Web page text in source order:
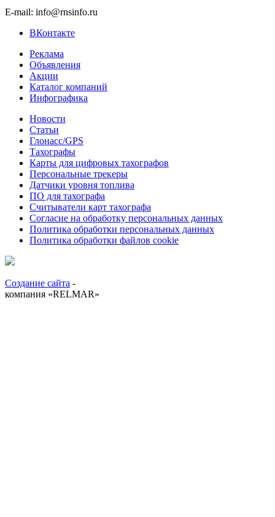
E-mail: info@rnsinfo.ru
ВКонтакте
Реклама
Объявления
Акции
Каталог компаний
Инфографика
Новости
Статьи
Глонасс/GPS
Тахографы
Карты для цифровых тахографов
Персональные трекеры
Датчики уровня топлива
ПО для тахографа
Считыватели карт тахографа
Согласие на обработку персональных данных
Политика обработки персональных данных
Политика обработки файлов cookie
Создание сайта -
компания «RELMAR»